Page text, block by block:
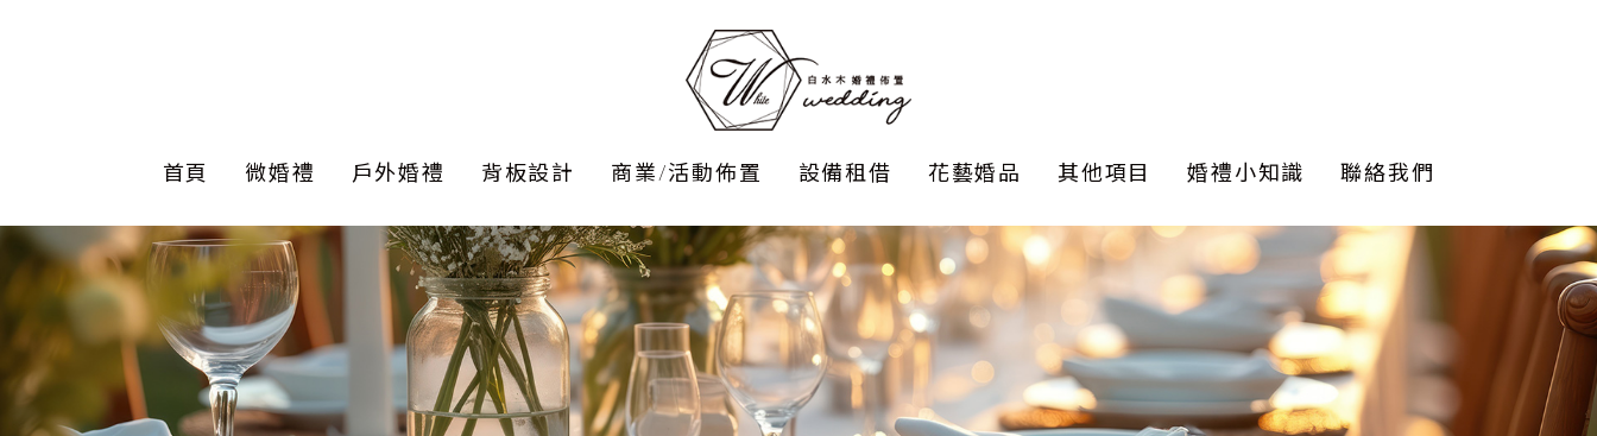
首頁 微婚禮 戶外婚禮
證婚拱門
美式戶外婚禮
背板設計
公版套餐
客製設計
商業/活動佈置
babay 抓週/性別
派對
工商尾牙/商業活動
求婚佈置
設備租借 花藝婚品
捧花
胸花
手挽花
其他項目
走道佈置
Candy bar
婚禮小知識 聯絡我們